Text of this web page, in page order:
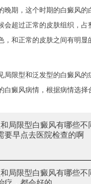
晚期，这个时期的白癜风
会超过正常的皮肤组织，
，和正常的皮肤之间有明
局限型和泛发型的白癜风
白癜风病情，根据病情选
局限型白癜风有哪些不
要早点去医院检查的啊
局限型白癜风有哪些不